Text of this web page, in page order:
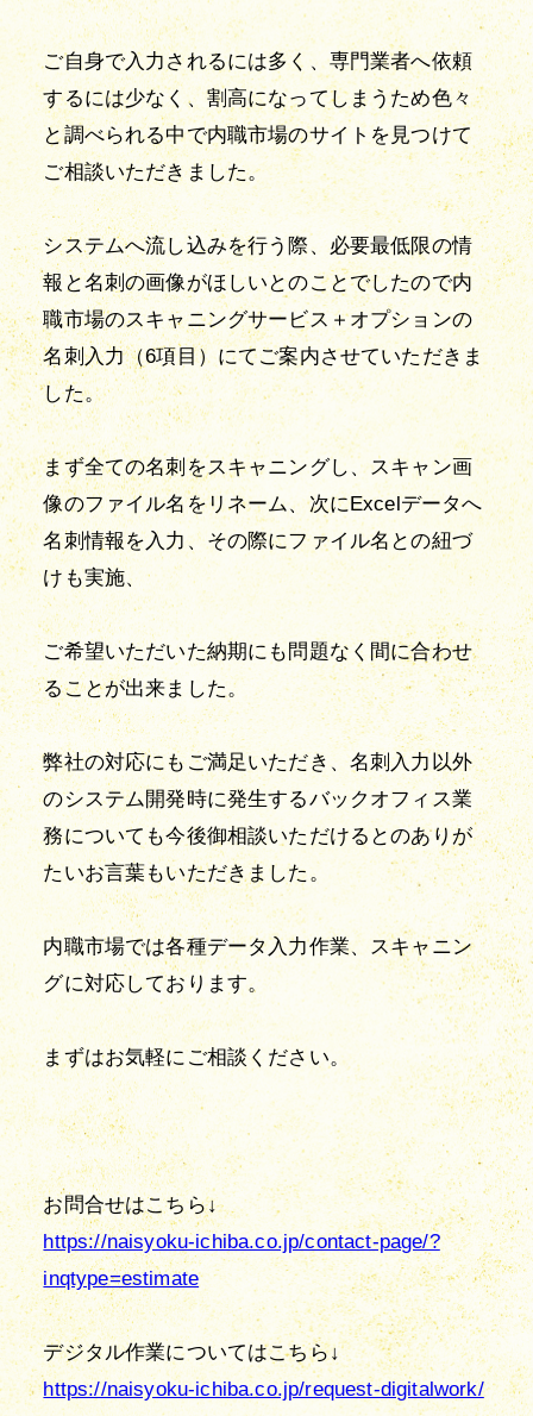
ご自身で入力されるには多く、専門業者へ依頼
するには少なく、割高になってしまうため色々
と調べられる中で内職市場のサイトを見つけて
ご相談いただきました。
システムへ流し込みを行う際、必要最低限の情
報と名刺の画像がほしいとのことでしたので内
職市場のスキャニングサービス＋オプションの
名刺入力（6項目）にてご案内させていただきま
した。
まず全ての名刺をスキャニングし、スキャン画
像のファイル名をリネーム、次にExcelデータへ
名刺情報を入力、その際にファイル名との紐づ
けも実施、
ご希望いただいた納期にも問題なく間に合わせ
ることが出来ました。
弊社の対応にもご満足いただき、名刺入力以外
のシステム開発時に発生するバックオフィス業
務についても今後御相談いただけるとのありが
たいお言葉もいただきました。
内職市場では各種データ入力作業、スキャニン
グに対応しております。
まずはお気軽にご相談ください。
お問合せはこちら↓
https://naisyoku-ichiba.co.jp/contact-page/?
inqtype=estimate
デジタル作業についてはこちら↓
https://naisyoku-ichiba.co.jp/request-digitalwork/